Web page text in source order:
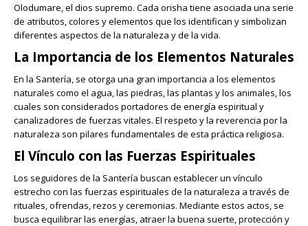
Olodumare, el dios supremo. Cada orisha tiene asociada una serie
de atributos, colores y elementos que los identifican y simbolizan
diferentes aspectos de la naturaleza y de la vida.
La Importancia de los Elementos Naturales
En la Santería, se otorga una gran importancia a los elementos
naturales como el agua, las piedras, las plantas y los animales, los
cuales son considerados portadores de energía espiritual y
canalizadores de fuerzas vitales. El respeto y la reverencia por la
naturaleza son pilares fundamentales de esta práctica religiosa.
El Vínculo con las Fuerzas Espirituales
Los seguidores de la Santería buscan establecer un vínculo
estrecho con las fuerzas espirituales de la naturaleza a través de
rituales, ofrendas, rezos y ceremonias. Mediante estos actos, se
busca equilibrar las energías, atraer la buena suerte, protección y